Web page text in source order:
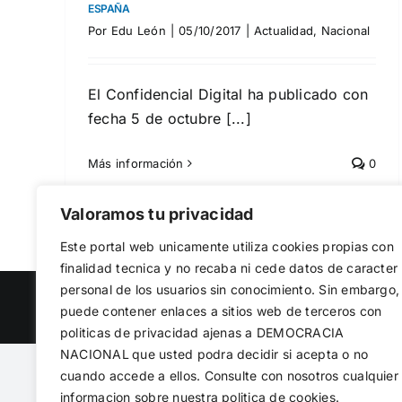
Valoramos tu privacidad
Este portal web unicamente utiliza cookies propias con
finalidad tecnica y no recaba ni cede datos de caracter
personal de los usuarios sin conocimiento. Sin embargo,
puede contener enlaces a sitios web de terceros con
politicas de privacidad ajenas a DEMOCRACIA
NACIONAL que usted podra decidir si acepta o no
cuando accede a ellos. Consulte con nosotros cualquier
informacion sobre nuestra politica de cookies.
ESPAÑA
Por Edu León 05/10/2017 Actualidad, Nacional
El Confidencial Digital ha publicado con
fecha 5 de octubre [...]
Más información 0
Copyright 2023 |Democracia Nacional | All Rights